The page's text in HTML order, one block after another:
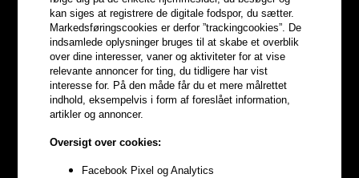
kan siges at registrere de digitale fodspor, du sætter.
Markedsføringscookies er derfor ”trackingcookies”. De
indsamlede oplysninger bruges til at skabe et overblik
over dine interesser, vaner og aktiviteter for at vise
relevante annoncer for ting, du tidligere har vist
interesse for. På den måde får du et mere målrettet
indhold, eksempelvis i form af foreslået information,
artikler og annoncer.
Oversigt over cookies:
Facebook Pixel og Analytics
Optjen5% bonuskronerpå
hele din ordre
Bliv helt gratis en del af vores kundeklub og optjen rabatter når du